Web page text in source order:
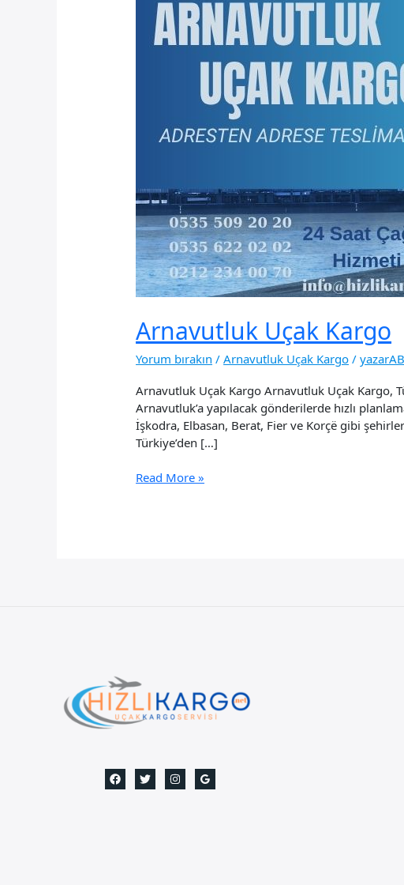
Arnavutluk Uçak Kargo
Yorum bırakın /Arnavutluk Uçak Kargo /yazarAB
Arnavutluk Uçak Kargo Arnavutluk Uçak Kargo,
Arnavutluk’a yapılacak gönderilerde hızlı
İşkodra, Elbasan, Berat, Fier ve Korçë gibi
Türkiye’den […]
Arnavutluk
Read More »